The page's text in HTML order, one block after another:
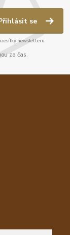
se
newsletteru.
za čas.